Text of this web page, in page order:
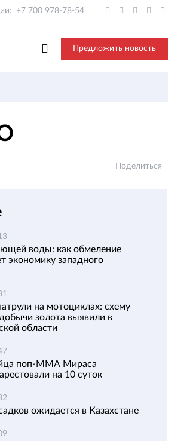
+7 700 978-78-54
Предложить новость
Поделиться
воды: как обмеление
экономику западного
на мотоциклах: схему
золота выявили в
области
поп-ММА Мираса
на 10 суток
ожидается в Казахстане